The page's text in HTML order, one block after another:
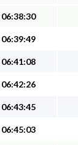
06:38:30
06:39:49
06:41:08
06:42:26
06:43:45
06:45:03